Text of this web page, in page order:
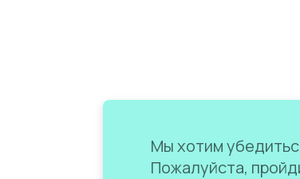
Мы хотим
Пожалуйста,